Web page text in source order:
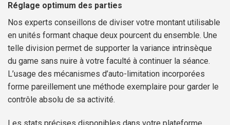
Réglage optimum des parties
Nos experts conseillons de diviser votre montant utilisable
en unités formant chaque deux pourcent du ensemble. Une
telle division permet de supporter la variance intrinsèque
du game sans nuire à votre faculté à continuer la séance.
L’usage des mécanismes d’auto-limitation incorporées
forme pareillement une méthode exemplaire pour garder le
contrôle absolu de sa activité.